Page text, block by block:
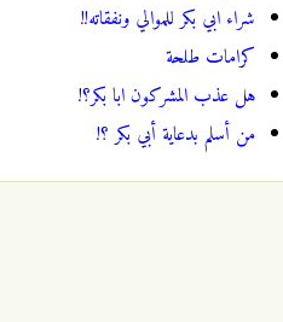
شراء ابي بكر للموالي ونفقاته!!
كرامات طلحة
هل عذب المشركون ابا بكر؟!
من أسلم بدعاية أبي بكر ؟!